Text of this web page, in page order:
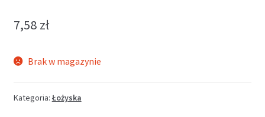
7,58 zł
Brak w magazynie
Kategoria: Łożyska